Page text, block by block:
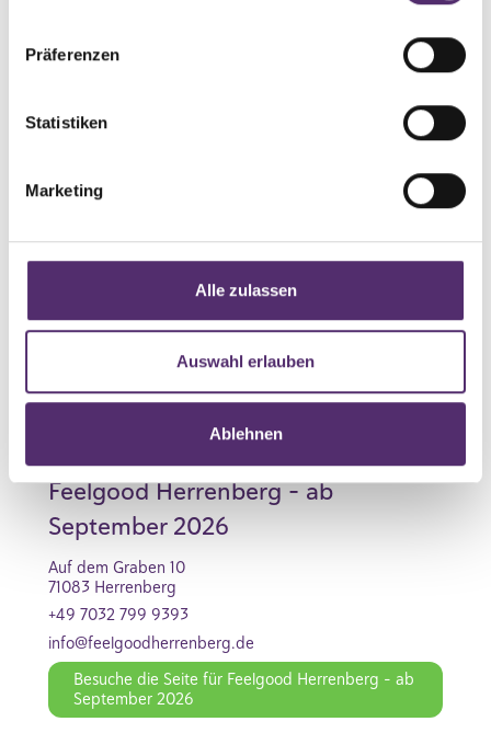
Präferenzen
Statistiken
Marketing
Alle zulassen
Auswahl erlauben
Ablehnen
Besuche die Seite für Feelgood Heerbrugg
2026
Kasernenstrasse 40
9100 Herisau
info@feelgoodherisau.ch
Besuche die Seite für Feelgood Herisau - ab
Feelgood Herrenberg - ab
September 2026
Auf dem Graben 10
71083 Herrenberg
+49 7032 799 9393
info@feelgoodherrenberg.de
Besuche die Seite für Feelgood Herrenberg - ab
September 2026